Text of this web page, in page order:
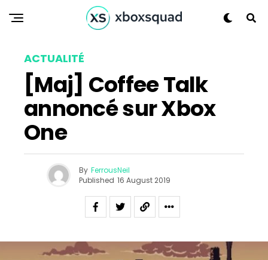
ACTUALITÉ
[Maj] Coffee Talk
annoncé sur Xbox
One
By FerrousNeil
Published 16 August 2019
Flipboard
Reddit
Whatsapp